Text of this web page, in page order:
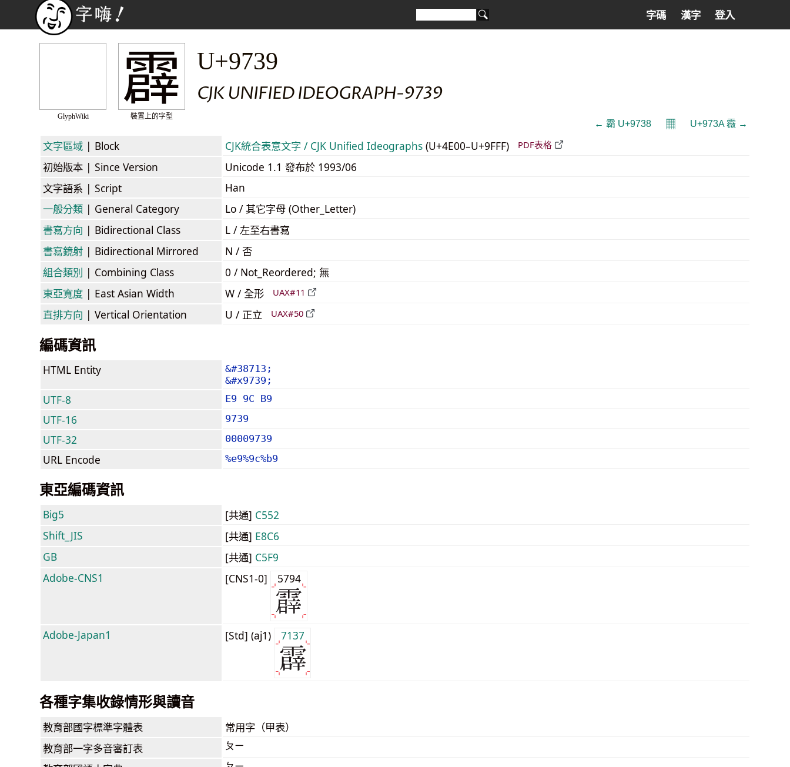
字碼 漢字 登入
GlyphWiki
霹
裝置上的字型
U+9739
CJK UNIFIED IDEOGRAPH-9739
← 霸 U+9738 𝄜 U+973A 霺 →
文字區域 | Block CJK統合表意文字 / CJK Unified Ideographs (U+4E00–U+9FFF) PDF表格
初始版本 | Since Version
Unicode 1.1 發布於 1993/06
文字語系 | Script
Han
一般分類 | General Category
Lo / 其它字母 (Other_Letter)
書寫方向 | Bidirectional Class
L / 左至右書寫
書寫鏡射 | Bidirectional Mirrored
N / 否
組合類別 | Combining Class
0 / Not_Reordered; 無
東亞寬度 | East Asian Width W / 全形 UAX#11
直排方向 | Vertical Orientation U / 正立 UAX#50
編碼資訊
HTML Entity
&#38713;
&#x9739;
UTF-8 E9 9C B9
UTF-16 9739
UTF-32 00009739
URL Encode %e9%9c%b9
東亞編碼資訊
Big5 [共通] C552
Shift_JIS
[共通] E8C6
GB
[共通] C5F9
Adobe-CNS1
[CNS1-0] 5794
Adobe-Japan1 [Std] (aj1) 7137
各種字集收錄情形與讀音
教育部國字標準字體表 常用字（甲表）
教育部一字多音審訂表 ㄆㄧ